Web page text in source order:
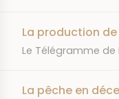
La production
JOURNAL
Le Télégramme de
La pêche en